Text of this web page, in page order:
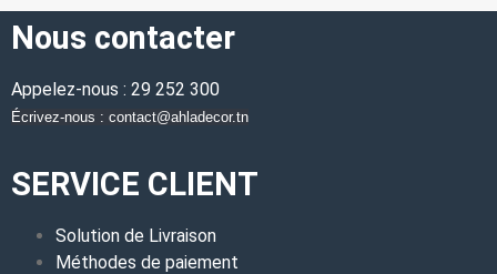
Nous contacter
Appelez-nous : 29 252 300
Écrivez-nous : contact@ahladecor.tn
SERVICE CLIENT
Solution de Livraison
Méthodes de paiement